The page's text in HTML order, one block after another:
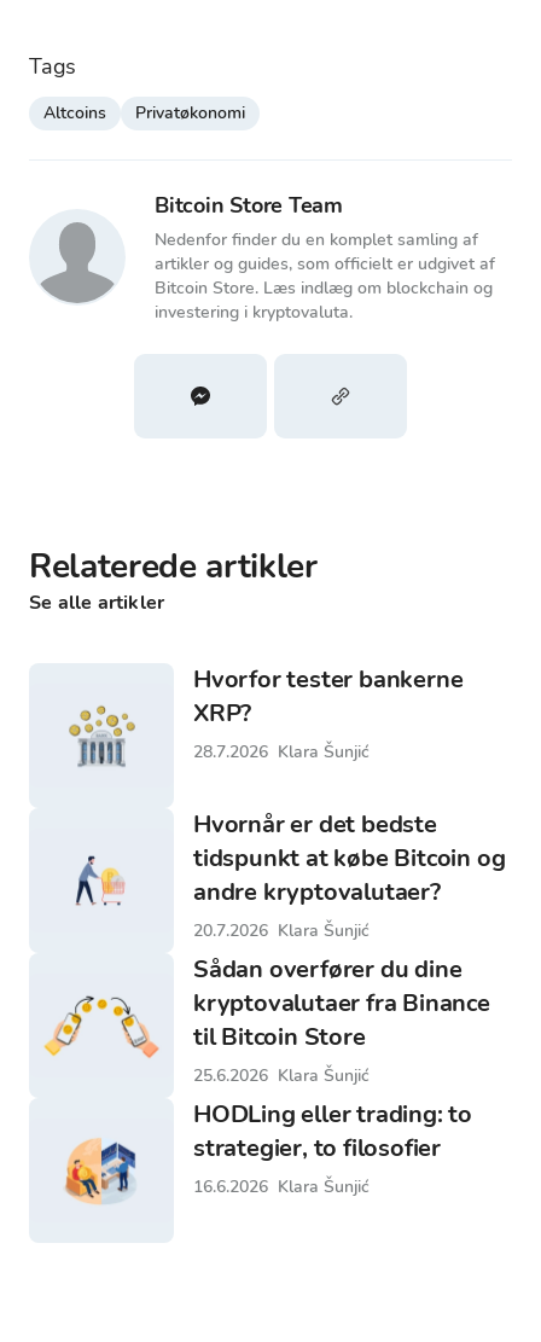
Tags
Altcoins Privatøkonomi
Bitcoin Store Team
Nedenfor finder du en komplet samling af
artikler og guides, som officielt er udgivet af
Bitcoin Store. Læs indlæg om blockchain og
investering i kryptovaluta.
Relaterede artikler
Se alle artikler
Hvorfor tester bankerne
XRP?
28.7.2026 Klara Šunjić
Hvornår er det bedste
tidspunkt at købe Bitcoin og
andre kryptovalutaer?
20.7.2026 Klara Šunjić
Sådan overfører du dine
kryptovalutaer fra Binance
til Bitcoin Store
25.6.2026 Klara Šunjić
HODLing eller trading: to
strategier, to filosofier
16.6.2026 Klara Šunjić